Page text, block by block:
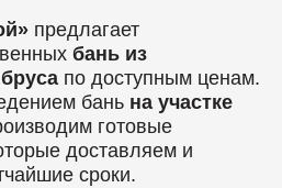
предлагает
бань из
по доступным ценам.
бань на участке
готовые
доставляем и
сроки.